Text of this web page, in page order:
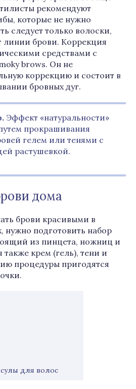
рекомендуют
которые не нужно
следует только волоски,
линии брови. Коррекция
средствами с
brows. Он не
коррекцию и состоит в
бровных дуг.
Эффект «натуральности»
прокрашивания
гелем или тенями с
растушевкой.
дома
брови красивыми в
нужно подготовить набор
из пинцета, ножниц и
крем (гель), тени и
процедуры пригодятся
для волос